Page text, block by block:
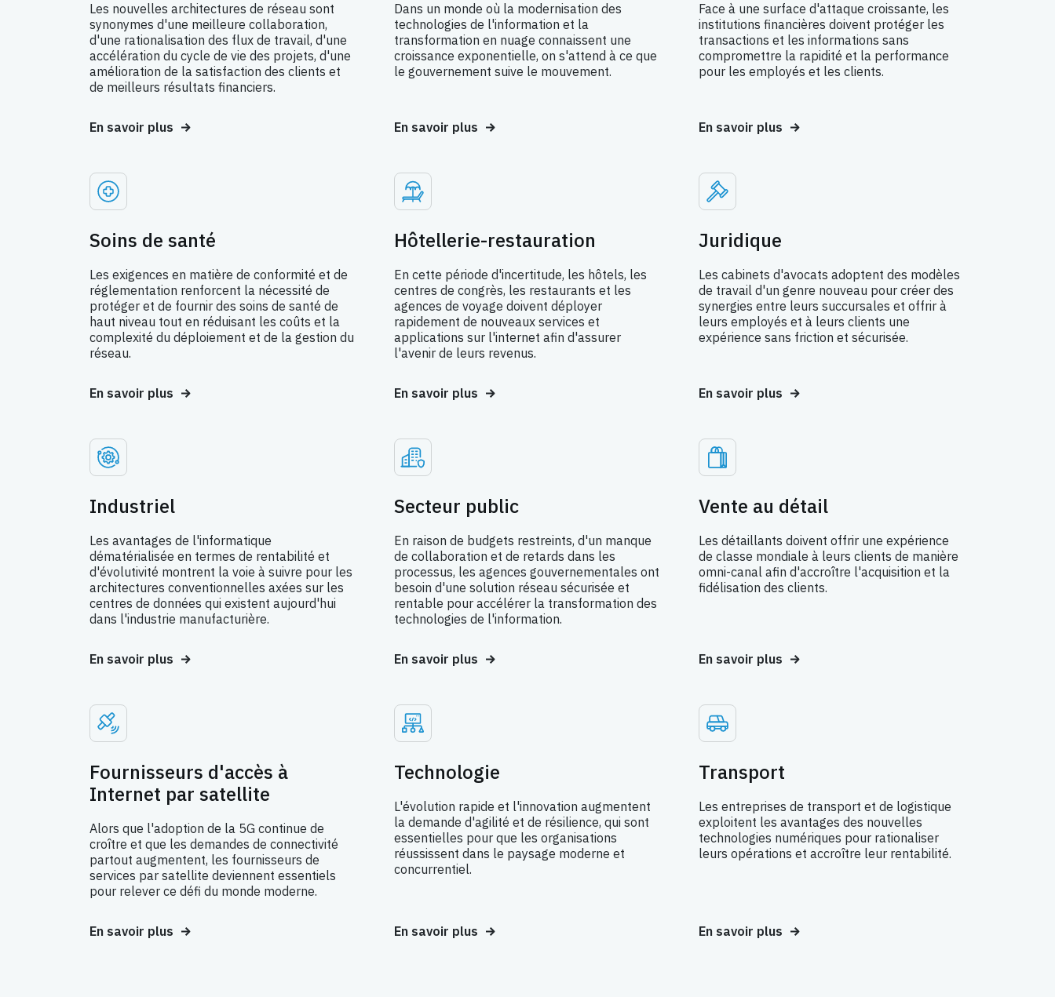
Les nouvelles architectures de réseau sont
synonymes d'une meilleure collaboration,
d'une rationalisation des flux de travail, d'une
accélération du cycle de vie des projets, d'une
amélioration de la satisfaction des clients et
de meilleurs résultats financiers.
En savoir plus
Dans un monde où la modernisation des
technologies de l'information et la
transformation en nuage connaissent une
croissance exponentielle, on s'attend à ce que
le gouvernement suive le mouvement.
En savoir plus
Face à une surface d'attaque croissante, les
institutions financières doivent protéger les
transactions et les informations sans
compromettre la rapidité et la performance
pour les employés et les clients.
En savoir plus
Soins de santé
Les exigences en matière de conformité et de
réglementation renforcent la nécessité de
protéger et de fournir des soins de santé de
haut niveau tout en réduisant les coûts et la
complexité du déploiement et de la gestion du
réseau.
En savoir plus
Hôtellerie-restauration
En cette période d'incertitude, les hôtels, les
centres de congrès, les restaurants et les
agences de voyage doivent déployer
rapidement de nouveaux services et
applications sur l'internet afin d'assurer
l'avenir de leurs revenus.
En savoir plus
Juridique
Les cabinets d'avocats adoptent des modèles
de travail d'un genre nouveau pour créer des
synergies entre leurs succursales et offrir à
leurs employés et à leurs clients une
expérience sans friction et sécurisée.
En savoir plus
Industriel
Les avantages de l'informatique
dématérialisée en termes de rentabilité et
d'évolutivité montrent la voie à suivre pour les
architectures conventionnelles axées sur les
centres de données qui existent aujourd'hui
dans l'industrie manufacturière.
En savoir plus
Secteur public
En raison de budgets restreints, d'un manque
de collaboration et de retards dans les
processus, les agences gouvernementales ont
besoin d'une solution réseau sécurisée et
rentable pour accélérer la transformation des
technologies de l'information.
En savoir plus
Vente au détail
Les détaillants doivent offrir une expérience
de classe mondiale à leurs clients de manière
omni-canal afin d'accroître l'acquisition et la
fidélisation des clients.
En savoir plus
Fournisseurs d'accès à
Internet par satellite
Alors que l'adoption de la 5G continue de
croître et que les demandes de connectivité
partout augmentent, les fournisseurs de
services par satellite deviennent essentiels
pour relever ce défi du monde moderne.
En savoir plus
Technologie
L'évolution rapide et l'innovation augmentent
la demande d'agilité et de résilience, qui sont
essentielles pour que les organisations
réussissent dans le paysage moderne et
concurrentiel.
En savoir plus
Transport
Les entreprises de transport et de logistique
exploitent les avantages des nouvelles
technologies numériques pour rationaliser
leurs opérations et accroître leur rentabilité.
En savoir plus